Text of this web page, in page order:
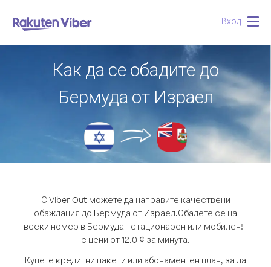
Вход
Как да се обадите до
Бермуда от Израел
С Viber Out можете да направите качествени
обаждания до Бермуда от Израел.Обадете се на
всеки номер в Бермуда - стационарен или мобилен! -
с цени от 12.0 ¢ за минута.
Купете кредитни пакети или абонаментен план, за да